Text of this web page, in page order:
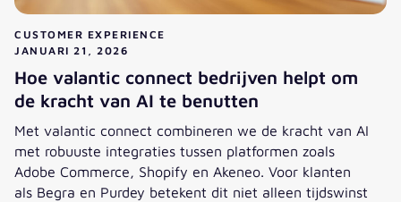
CUSTOMER EXPERIENCE
JANUARI 21, 2026
Hoe valantic connect bedrijven helpt om
de kracht van AI te benutten
Met valantic connect combineren we de kracht van AI
met robuuste integraties tussen platformen zoals
Adobe Commerce, Shopify en Akeneo. Voor klanten
als Begra en Purdey betekent dit niet alleen tijdswinst